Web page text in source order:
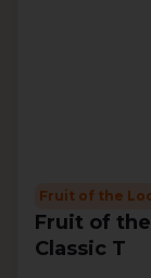
Fruit of the
Fruit of
Classic T